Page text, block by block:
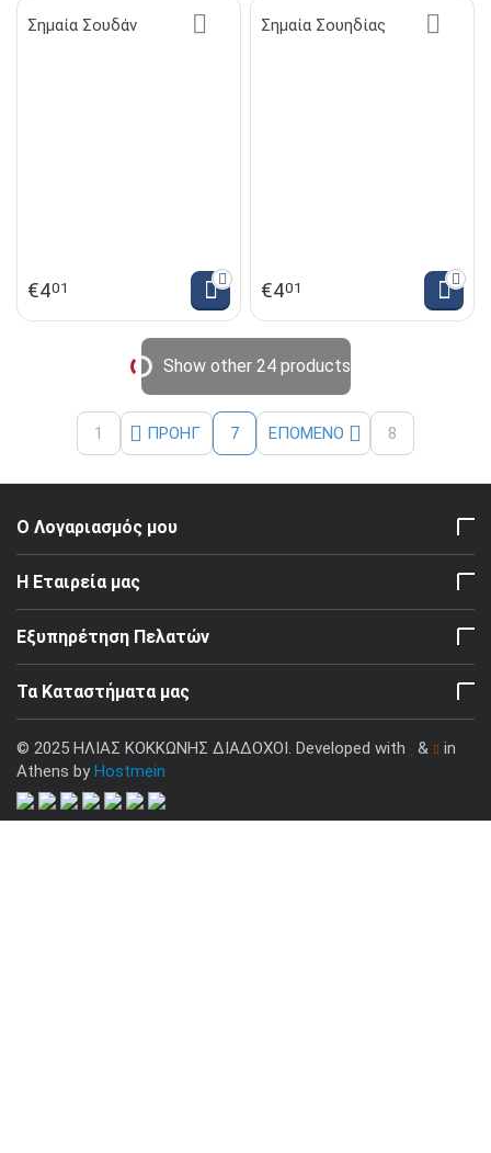
Σημαία Σουδάν
€401
Σημαία Σουηδίας
€401
Show other 24 products
1 ΠΡΟΗΓ 7 ΕΠΌΜΕΝΟ 8
Ο Λογαριασμός μου
Η Εταιρεία μας
Εξυπηρέτηση Πελατών
Τα Καταστήματα μας
© 2025 ΗΛΙΑΣ ΚΟΚΚΩΝΗΣ ΔΙΑΔΟΧΟΙ. Developed with &
in
Athens by Hostmein